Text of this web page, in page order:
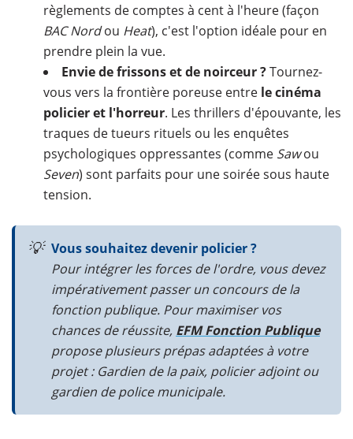
règlements de comptes à cent à l'heure (façon
BAC Nordou Heat), c'est l'option idéale pour en
prendre plein la vue.
Envie de frissons et de noirceur ?Tournez-
vous vers la frontière poreuse entre le cinéma
policier et l'horreur. Les thrillers d'épouvante, les
traques de tueurs rituels ou les enquêtes
psychologiques oppressantes (comme Sawou
Seven) sont parfaits pour une soirée sous haute
tension.
💡 Vous souhaitez devenir policier ?
Pour intégrer les forces de l'ordre, vous devez
impérativement passer un concours de la
fonction publique. Pour maximiser vos
chances de réussite, EFM Fonction Publique
propose plusieurs prépas adaptées à votre
projet : Gardien de la paix, policier adjointou
gardien de police municipale.